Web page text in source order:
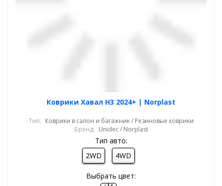
Коврики Хавал Н3 2024+ | Norplast
Тип: Коврики в салон и багажник / Резиновые коврики
Бренд: Unidec / Norplast
Тип авто:
2WD
4WD
Выбрать цвет: